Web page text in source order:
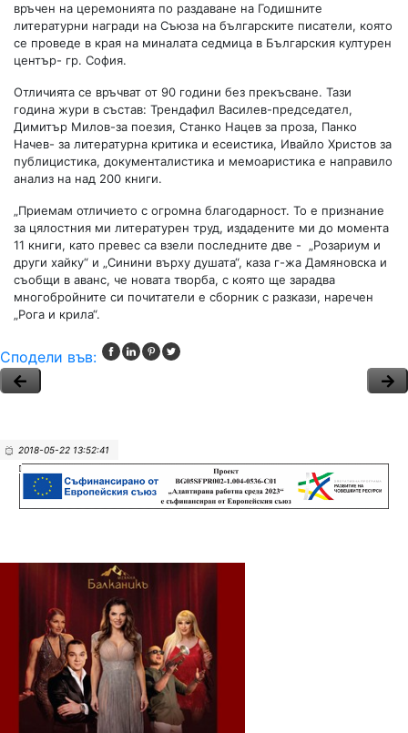
връчен на церемонията по раздаване на Годишните
литературни награди на Съюза на българските писатели, която
се проведе в края на миналата седмица в Българския културен
център- гр. София.
Отличията се връчват от 90 години без прекъсване. Тази
година жури в състав: Трендафил Василев-председател,
Димитър Милов-за поезия, Станко Нацев за проза, Панко
Начев- за литературна критика и есеистика, Ивайло Христов за
публицистика, документалистика и мемоаристика е направило
анализ на над 200 книги.
„Приемам отличието с огромна благодарност. То е признание
за цялостния ми литературен труд, издадените ми до момента
11 книги, като превес са взели последните две - „Розариум и
други хайку“ и „Синини върху душата“, каза г-жа Дамяновска и
съобщи в аванс, че новата творба, с която ще зарадва
многобройните си почитатели е сборник с разкази, наречен
„Рога и крила“.
Сподели във:
2018-05-22 13:52:41